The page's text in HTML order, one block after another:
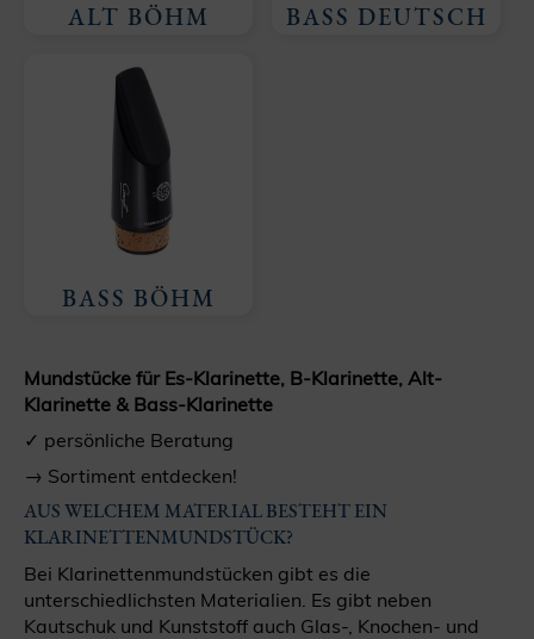
ALT BÖHM BASS DEUTSCH
BASS BÖHM
Mundstücke für Es-Klarinette, B-Klarinette, Alt-
Klarinette & Bass-Klarinette
✓ persönliche Beratung
→ Sortiment entdecken!
AUS WELCHEM MATERIAL BESTEHT EIN
KLARINETTENMUNDSTÜCK?
Bei Klarinettenmundstücken gibt es die
unterschiedlichsten Materialien. Es gibt neben
Kautschuk und Kunststoff auch Glas-, Knochen- und